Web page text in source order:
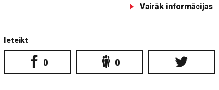
Vairāk informācijas
Ieteikt
0 0